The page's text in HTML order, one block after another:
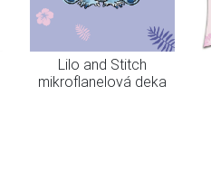
Lilo and Stitch
mikroflanelová deka